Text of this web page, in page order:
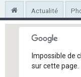
Actualité
Impossible de
sur cette page.